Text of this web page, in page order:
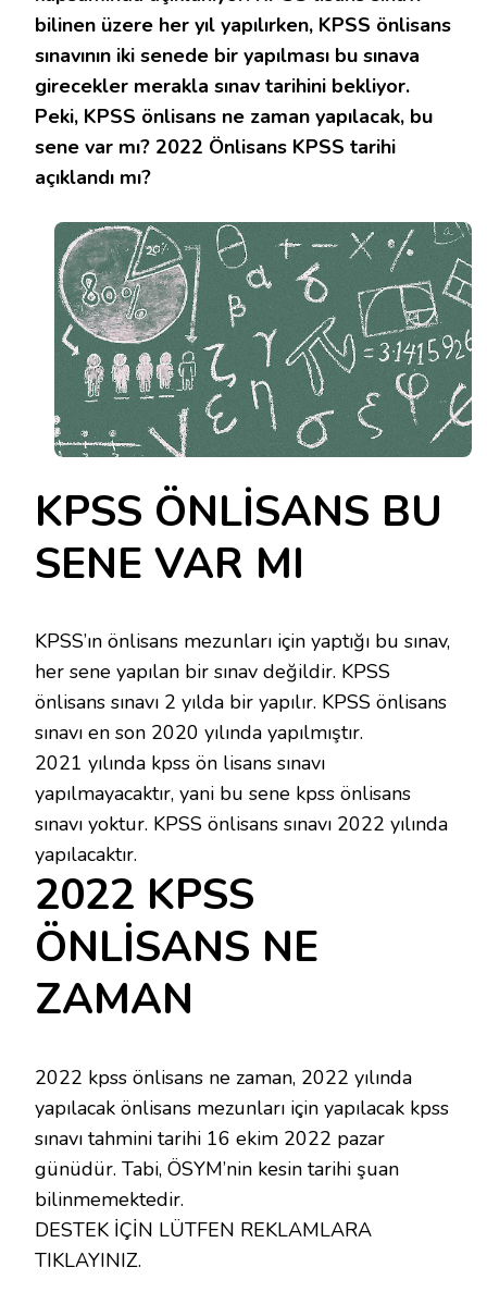
–
SINAV
BUL
IÇIN
bilinen üzere her yıl yapılırken, KPSS önlisans
sınavının iki senede bir yapılması bu sınava
girecekler merakla sınav tarihini bekliyor.
Peki, KPSS önlisans ne zaman yapılacak, bu
sene var mı? 2022 Önlisans KPSS tarihi
açıklandı mı?
KPSS ÖNLİSANS BU
SENE VAR MI
KPSS’ın önlisans mezunları için yaptığı bu sınav,
her sene yapılan bir sınav değildir. KPSS
önlisans sınavı 2 yılda bir yapılır. KPSS önlisans
sınavı en son 2020 yılında yapılmıştır.
2021 yılında kpss ön lisans sınavı
yapılmayacaktır, yani bu sene kpss önlisans
sınavı yoktur. KPSS önlisans sınavı 2022 yılında
yapılacaktır.
2022 KPSS
ÖNLİSANS NE
ZAMAN
2022 kpss önlisans ne zaman, 2022 yılında
yapılacak önlisans mezunları için yapılacak kpss
sınavı tahmini tarihi 16 ekim 2022 pazar
günüdür. Tabi, ÖSYM’nin kesin tarihi şuan
bilinmemektedir.
DESTEK İÇİN LÜTFEN REKLAMLARA
TIKLAYINIZ.